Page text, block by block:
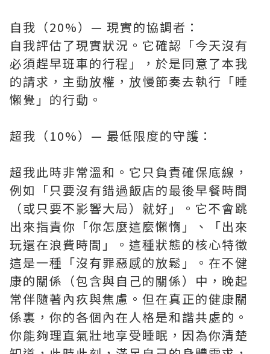
自我（20%）— 現實的協調者：
自我評估了現實狀況。它確認「今天沒有
必須趕早班車的行程」，於是同意了本我
的請求，主動放權，放慢節奏去執行「睡
懶覺」的行動。
超我（10%）— 最低限度的守護：
超我此時非常溫和。它只負責確保底線，
例如「只要沒有錯過飯店的最後早餐時間
（或只要不影響大局）就好」。它不會跳
出來指責你「你怎麼這麼懶惰」、「出來
玩還在浪費時間」。這種狀態的核心特徵
這是一種「沒有罪惡感的放鬆」。在不健
康的關係（包含與自己的關係）中，晚起
常伴隨著內疚與焦慮。但在真正的健康關
係裏，你的各個內在人格是和諧共處的。
你能夠理直氣壯地享受睡眠，因為你清楚